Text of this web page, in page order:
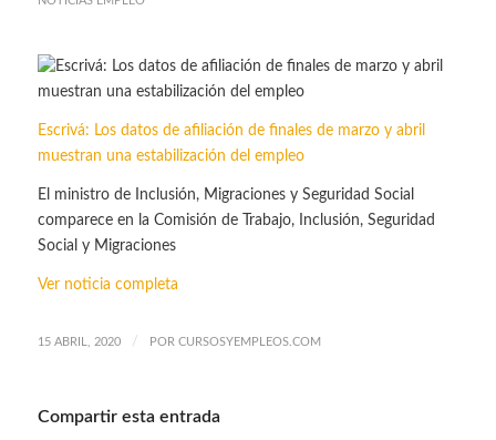
Escrivá: Los datos de afiliación de finales de marzo y abril
muestran una estabilización del empleo
El ministro de Inclusión, Migraciones y Seguridad Social
comparece en la Comisión de Trabajo, Inclusión, Seguridad
Social y Migraciones
Ver noticia completa
15 ABRIL, 2020 / POR CURSOSYEMPLEOS.COM
Compartir esta entrada